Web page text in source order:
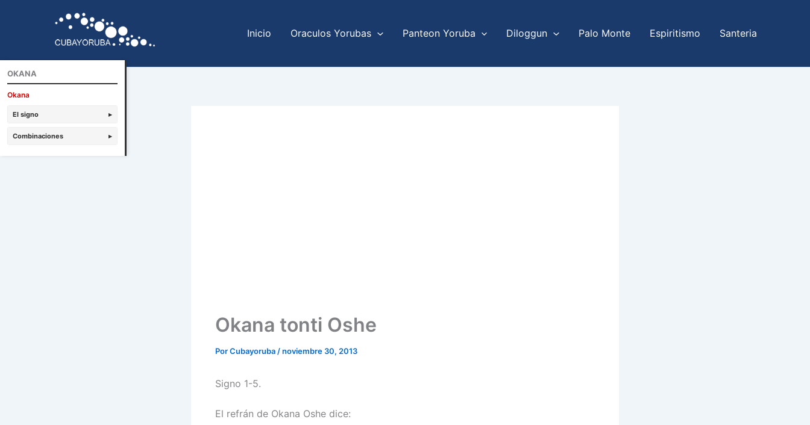
Inicio Oraculos Yorubas Panteon Yoruba Diloggun Palo Monte Espiritismo Santeria
Okana tonti Oshe
PorCubayoruba /noviembre 30, 2013
Signo 1-5.
El refrán de Okana Oshe dice:
OKANA
Okana
El signo ▸
Combinaciones ▸